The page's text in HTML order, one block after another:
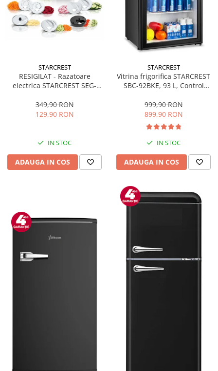
STARCREST
RESIGILAT - Razatoare
electrica STARCREST SEG-
taiere, Negru
349,90 RON
129,90 RON
IN STOC
ADAUGA IN COS
STARCREST
Vitrina frigorifica STARCREST
SBC-92BKE, 93 L, Control
83.2 cm, Negru
999,90 RON
899,90 RON
IN STOC
ADAUGA IN COS